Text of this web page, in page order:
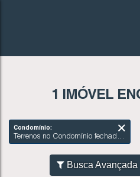
1 IMÓVEL
Condomínio:
Busca Avançada